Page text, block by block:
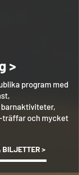
>
program med
träffar och mycket
BILJETTER >